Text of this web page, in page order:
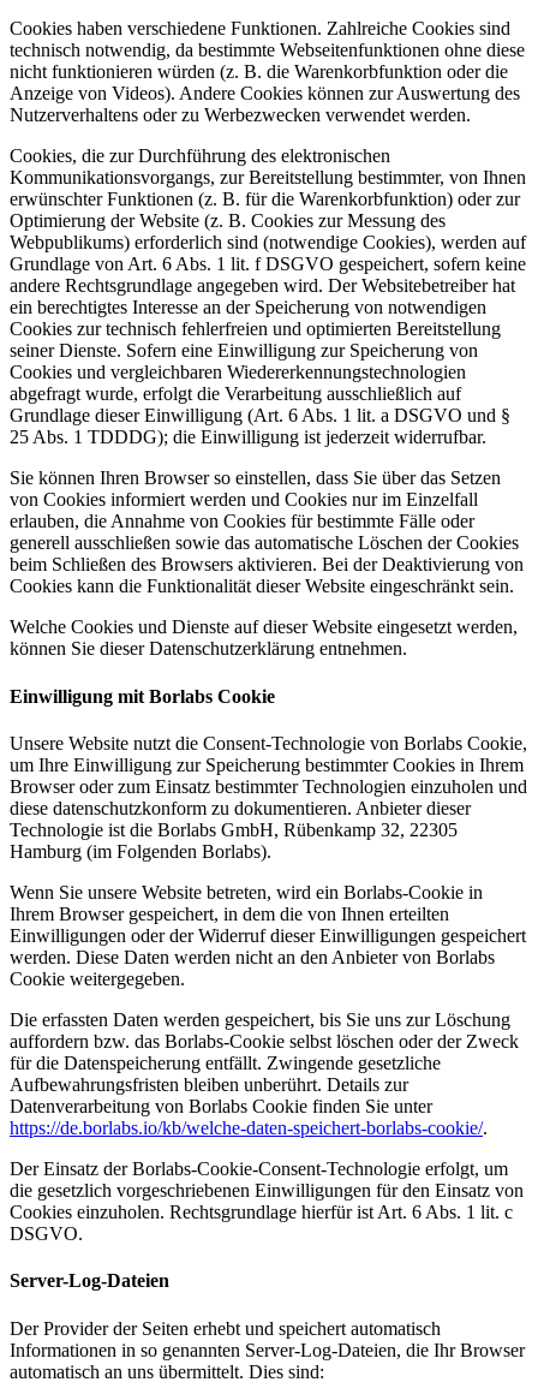
Cookies haben verschiedene Funktionen. Zahlreiche Cookies sind
technisch notwendig, da bestimmte Webseitenfunktionen ohne diese
nicht funktionieren würden (z. B. die Warenkorbfunktion oder die
Anzeige von Videos). Andere Cookies können zur Auswertung des
Nutzerverhaltens oder zu Werbezwecken verwendet werden.
Cookies, die zur Durchführung des elektronischen
Kommunikationsvorgangs, zur Bereitstellung bestimmter, von Ihnen
erwünschter Funktionen (z. B. für die Warenkorbfunktion) oder zur
Optimierung der Website (z. B. Cookies zur Messung des
Webpublikums) erforderlich sind (notwendige Cookies), werden auf
Grundlage von Art. 6 Abs. 1 lit. f DSGVO gespeichert, sofern keine
andere Rechtsgrundlage angegeben wird. Der Websitebetreiber hat
ein berechtigtes Interesse an der Speicherung von notwendigen
Cookies zur technisch fehlerfreien und optimierten Bereitstellung
seiner Dienste. Sofern eine Einwilligung zur Speicherung von
Cookies und vergleichbaren Wiedererkennungstechnologien
abgefragt wurde, erfolgt die Verarbeitung ausschließlich auf
Grundlage dieser Einwilligung (Art. 6 Abs. 1 lit. a DSGVO und §
25 Abs. 1 TDDDG); die Einwilligung ist jederzeit widerrufbar.
Sie können Ihren Browser so einstellen, dass Sie über das Setzen
von Cookies informiert werden und Cookies nur im Einzelfall
erlauben, die Annahme von Cookies für bestimmte Fälle oder
generell ausschließen sowie das automatische Löschen der Cookies
beim Schließen des Browsers aktivieren. Bei der Deaktivierung von
Cookies kann die Funktionalität dieser Website eingeschränkt sein.
Welche Cookies und Dienste auf dieser Website eingesetzt werden,
können Sie dieser Datenschutzerklärung entnehmen.
Einwilligung mit Borlabs Cookie
Unsere Website nutzt die Consent-Technologie von Borlabs Cookie,
um Ihre Einwilligung zur Speicherung bestimmter Cookies in Ihrem
Browser oder zum Einsatz bestimmter Technologien einzuholen und
diese datenschutzkonform zu dokumentieren. Anbieter dieser
Technologie ist die Borlabs GmbH, Rübenkamp 32, 22305
Hamburg (im Folgenden Borlabs).
Wenn Sie unsere Website betreten, wird ein Borlabs-Cookie in
Ihrem Browser gespeichert, in dem die von Ihnen erteilten
Einwilligungen oder der Widerruf dieser Einwilligungen gespeichert
werden. Diese Daten werden nicht an den Anbieter von Borlabs
Cookie weitergegeben.
Die erfassten Daten werden gespeichert, bis Sie uns zur Löschung
auffordern bzw. das Borlabs-Cookie selbst löschen oder der Zweck
für die Datenspeicherung entfällt. Zwingende gesetzliche
Aufbewahrungsfristen bleiben unberührt. Details zur
Datenverarbeitung von Borlabs Cookie finden Sie unter
https://de.borlabs.io/kb/welche-daten-speichert-borlabs-cookie/.
Der Einsatz der Borlabs-Cookie-Consent-Technologie erfolgt, um
die gesetzlich vorgeschriebenen Einwilligungen für den Einsatz von
Cookies einzuholen. Rechtsgrundlage hierfür ist Art. 6 Abs. 1 lit. c
DSGVO.
Server-Log-Dateien
Der Provider der Seiten erhebt und speichert automatisch
Informationen in so genannten Server-Log-Dateien, die Ihr Browser
automatisch an uns übermittelt. Dies sind: